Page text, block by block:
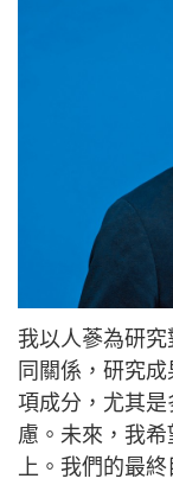
我以人蔘為研
同關係，研究
項成分，尤其
慮。未來，我
上。我們的最